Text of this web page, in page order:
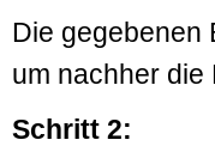
Die gegebenen
um nachher
Schritt 2: